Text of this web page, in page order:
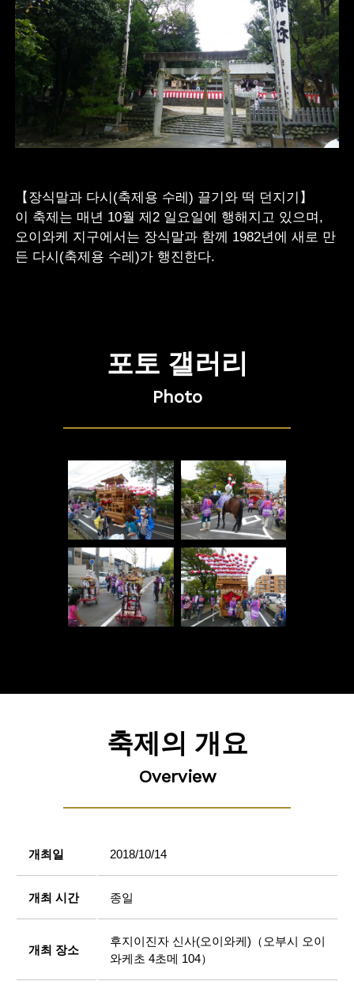
【장식말과 다시(축제용 수레) 끌기와 떡 던지기】
이 축제는 매년 10월 제2 일요일에 행해지고 있으며,
오이와케 지구에서는 장식말과 함께 1982년에 새로 만
든 다시(축제용 수레)가 행진한다.
포토 갤러리
Photo
축제의 개요
Overview
개최일 2018/10/14
개최 시간 종일
개최 장소
후지이진자 신사(오이와케)（오부시 오이
와케초 4초메 104）